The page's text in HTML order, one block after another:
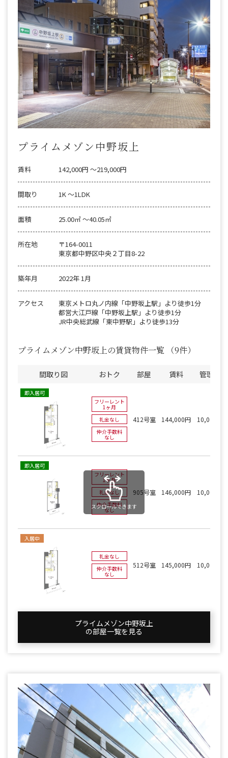
プライムメゾン中野坂上
賃料 142,000円 〜219,000円
間取り 1K 〜1LDK
面積 25.00㎡ 〜40.05㎡
所在地
〒164-0011
東京都中野区中央２丁目8-22
築年月 2022年 1月
アクセス
東京メトロ丸ノ内線「中野坂上駅」より徒歩1分
都営大江戸線「中野坂上駅」より徒歩1分
JR中央総武線「東中野駅」より徒歩13分
プライムメゾン中野坂上の賃貸物件一覧 （9件）
間取り図 おトク 部屋 賃料 管理費
即入居可
フリーレント
1ヶ月
礼金なし
仲介手数料
なし
412号室 144,000円 10,000円
即入居可
フリーレント
1ヶ月
礼金なし
仲介手数料
なし
905号室 146,000円 10,000円
入居中
礼金なし
仲介手数料
なし
512号室 145,000円 10,000円
スクロールできます
プライムメゾン中野坂上
の部屋一覧を⾒る